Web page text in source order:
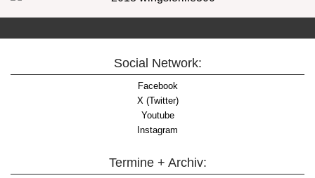
Social Network:
Facebook
X (Twitter)
Youtube
Instagram
Termine + Archiv: